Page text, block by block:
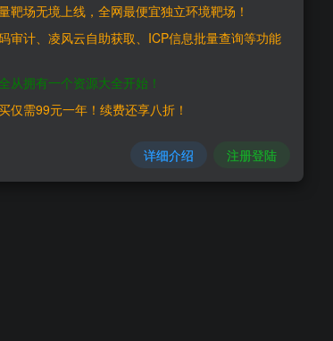
靶场无境上线，全网最便宜独立环境靶场！
审计、凌风云自助获取、ICP信息批量查询等功能
从拥有一个资源大全开始！
仅需99元一年！续费还享八折！
详细介绍 注册登陆